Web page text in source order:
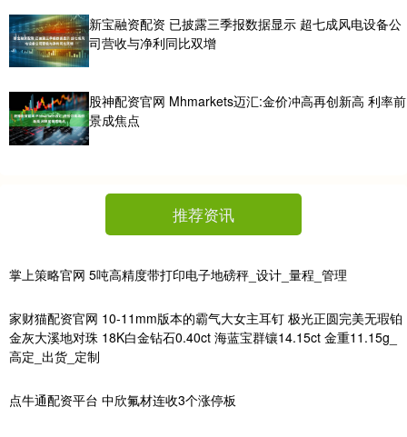
新宝融资配资 已披露三季报数据显示 超七成风电设备公
司营收与净利同比双增
股神配资官网 Mhmarkets迈汇:金价冲高再创新高 利率前
景成焦点
推荐资讯
掌上策略官网 5吨高精度带打印电子地磅秤_设计_量程_管理
家财猫配资官网 10-11mm版本的霸气大女主耳钉 极光正圆完美无瑕铂
金灰大溪地对珠 18K白金钻石0.40ct 海蓝宝群镶14.15ct 金重11.15g_
高定_出货_定制
点牛通配资平台 中欣氟材连收3个涨停板